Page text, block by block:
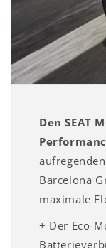
Den SEAT
Barcelona
maximale
+ Der Eco-